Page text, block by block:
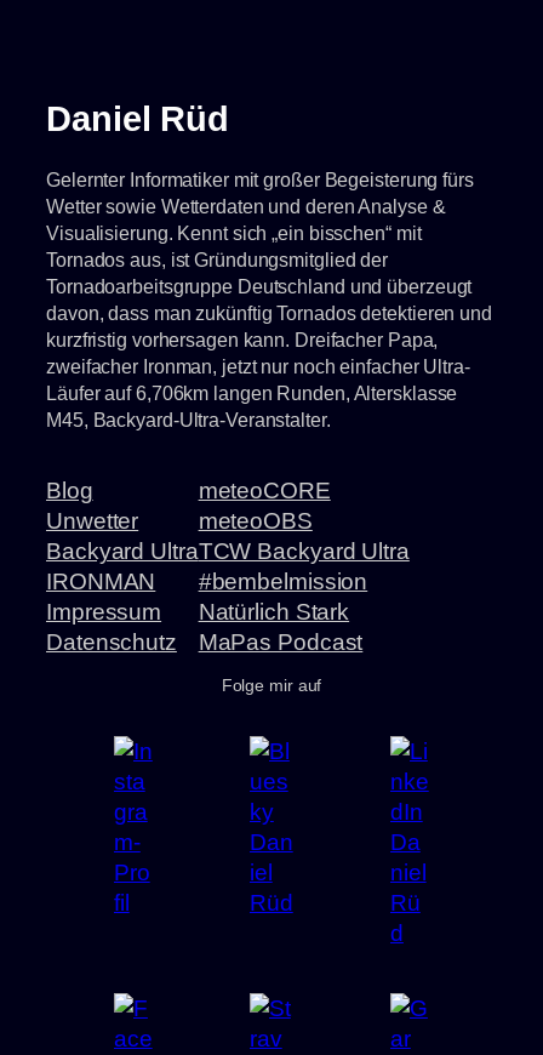
Daniel Rüd
Gelernter Informatiker mit großer Begeisterung fürs
Wetter sowie Wetterdaten und deren Analyse &
Visualisierung. Kennt sich „ein bisschen“ mit
Tornados aus, ist Gründungsmitglied der
Tornadoarbeitsgruppe Deutschland und überzeugt
davon, dass man zukünftig Tornados detektieren und
kurzfristig vorhersagen kann. Dreifacher Papa,
zweifacher Ironman, jetzt nur noch einfacher Ultra-
Läufer auf 6,706km langen Runden, Altersklasse
M45, Backyard-Ultra-Veranstalter.
Blog
Unwetter
Backyard Ultra
IRONMAN
Impressum
Datenschutz
meteoCORE
meteoOBS
TCW Backyard Ultra
#bembelmission
Natürlich Stark
MaPas Podcast
Folge mir auf